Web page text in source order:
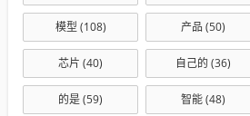
模型 (108) 产品 (50)
芯片 (40) 自己的 (36)
的是(59) 智能(48)